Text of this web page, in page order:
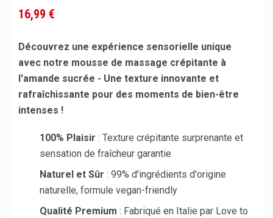
16,99 €
Découvrez une expérience sensorielle unique
avec notre mousse de massage crépitante à
l'amande sucrée - Une texture innovante et
rafraîchissante pour des moments de bien-être
intenses !
100% Plaisir : Texture crépitante surprenante et
sensation de fraîcheur garantie
Naturel et Sûr : 99% d'ingrédients d'origine
naturelle, formule vegan-friendly
Qualité Premium : Fabriqué en Italie par Love to